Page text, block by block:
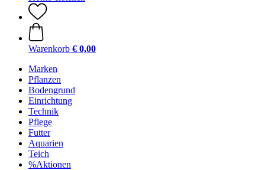
Warenkorb € 0,00
Marken
Pflanzen
Bodengrund
Einrichtung
Technik
Pflege
Futter
Aquarien
Teich
%Aktionen